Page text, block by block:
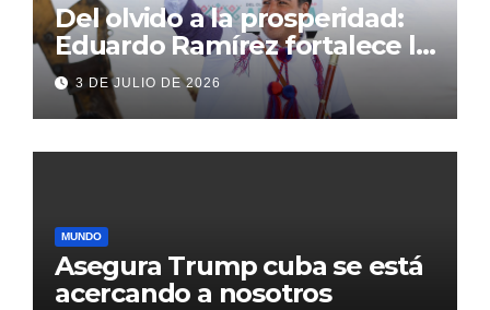
Del olvido a la prosperidad:
Eduardo Ramírez fortalece la
transformación de Aldama
con inversión histórica
3 DE JULIO DE 2026
MUNDO
Asegura Trump cuba se está
acercando a nosotros